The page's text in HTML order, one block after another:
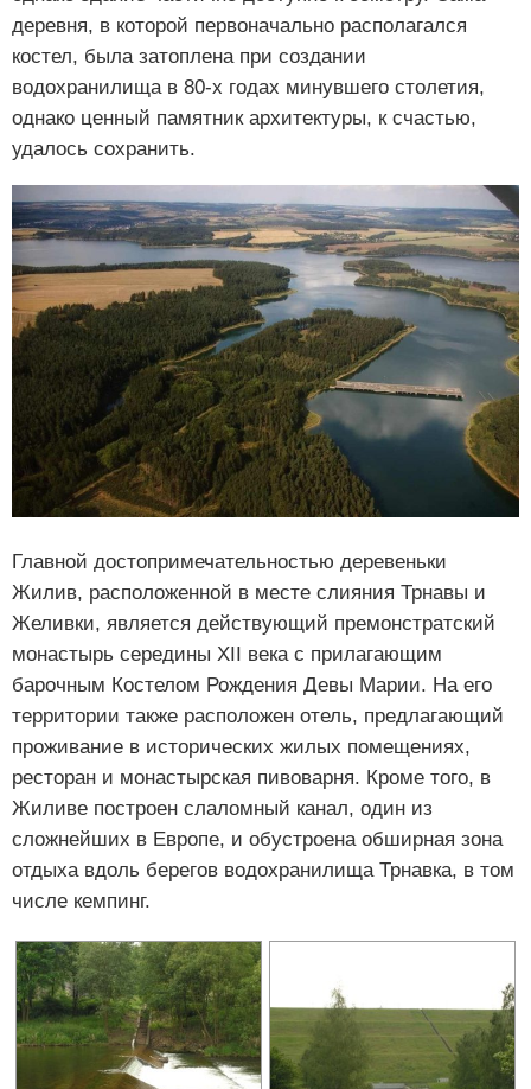
деревня, в которой первоначально располагался
костел, была затоплена при создании
водохранилища в 80-х годах минувшего столетия,
однако ценный памятник архитектуры, к счастью,
удалось сохранить.
Главной достопримечательностью деревеньки
Жилив, расположенной в месте слияния Трнавы и
Желивки, является действующий премонстратский
монастырь середины XII века с прилагающим
барочным Костелом Рождения Девы Марии. На его
территории также расположен отель, предлагающий
проживание в исторических жилых помещениях,
ресторан и монастырская пивоварня. Кроме того, в
Жиливе построен слаломный канал, один из
сложнейших в Европе, и обустроена обширная зона
отдыха вдоль берегов водохранилища Трнавка, в том
числе кемпинг.